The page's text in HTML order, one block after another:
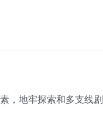
，地牢探索和多支线